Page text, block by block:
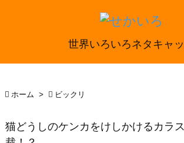
世界いろいろネタキャ
 ホーム >  ビックリ
猫どうしのケンカをけしかけるカラ